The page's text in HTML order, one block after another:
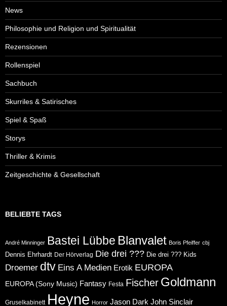
News
Philosophie und Religion und Spiritualität
Rezensionen
Rollenspiel
Sachbuch
Skurriles & Satirisches
Spiel & Spaß
Storys
Thriller & Krimis
Zeitgeschichte & Gesellschaft
BELIEBTE TAGS
André Minninger Bastei Lübbe Blanvalet Boris Pfeiffer cbj
Dennis Ehrhardt Der Hörverlag Die drei ??? Die drei ??? Kids
Droemer dtv Eins A Medien Erotik EUROPA
EUROPA (Sony Music) Fantasy Festa Fischer Goldmann
Gruselkabinett Heyne Horror Jason Dark John Sinclair